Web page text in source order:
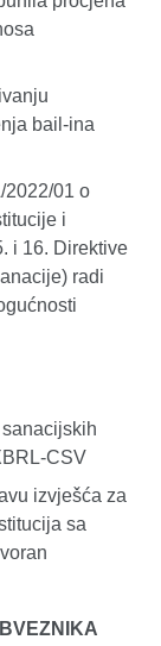
bail-ina
2022/01 o
i
i 16. Direktive
radi
CSV
izvješća za
sa